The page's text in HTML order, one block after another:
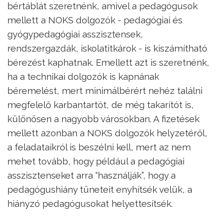
bértáblát szeretnénk, amivel a pedagógusok
mellett a NOKS dolgozók - pedagógiai és
gyógypedagógiai asszisztensek,
rendszergazdák, iskolatitkárok - is kiszámítható
bérezést kaphatnak. Emellett azt is szeretnénk,
ha a technikai dolgozók is kapnának
béremelést, mert minimálbérért nehéz találni
megfelelő karbantartót, de még takarítót is,
különösen a nagyobb városokban. A fizetések
mellett azonban a NOKS dolgozók helyzetéről,
a feladataikról is beszélni kell, mert az nem
mehet tovább, hogy például a pedagógiai
asszisztenseket arra “használják”, hogy a
pedagógushiány tüneteit enyhítsék velük, a
hiányzó pedagógusokat helyettesítsék.